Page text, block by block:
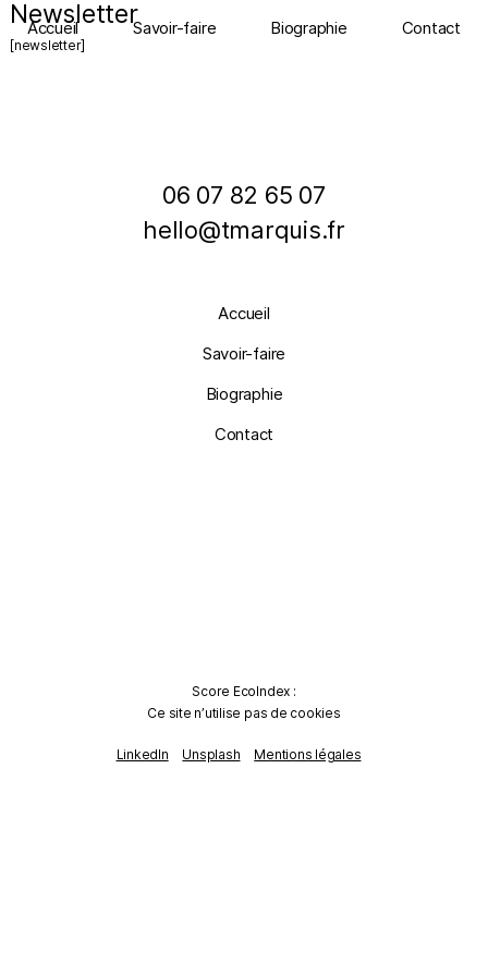
Accueil Savoir-faire Biographie Contact
Newsletter
[newsletter]
06 07 82 65 07
hello@tmarquis.fr
Accueil
Savoir-faire
Biographie
Contact
Score EcoIndex :
Ce site n’utilise pas de cookies
LinkedIn Unsplash Mentions légales